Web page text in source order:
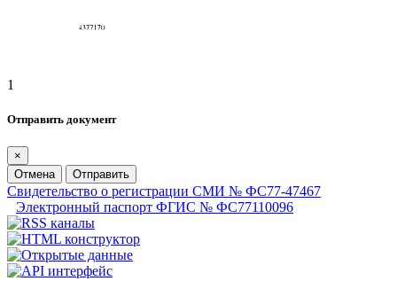
1
Отправить документ
×
Отмена
Отправить
Свидетельство о регистрации СМИ № ФС77-47467
Электронный паспорт ФГИС № ФС77110096